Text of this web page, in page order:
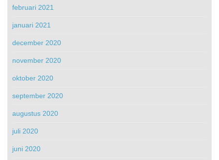
februari 2021
januari 2021
december 2020
november 2020
oktober 2020
september 2020
augustus 2020
juli 2020
juni 2020